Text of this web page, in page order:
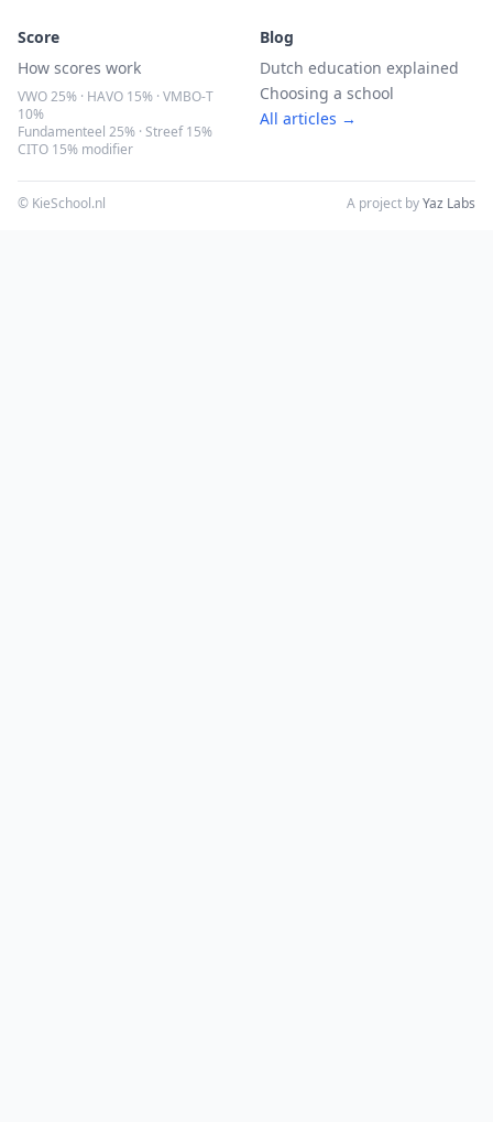
Score
How scores work
VWO 25% · HAVO 15% · VMBO-T
10%
Fundamenteel 25% · Streef 15%
CITO 15% modifier
Blog
Dutch education explained
Choosing a school
All articles →
© KieSchool.nl A project byYaz Labs